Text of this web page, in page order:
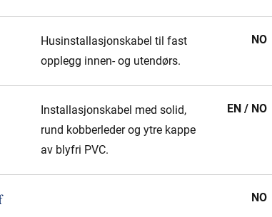
Husinstallasjonskabel til fast
opplegg innen- og utendørs.
NO
Installasjonskabel med solid,
rund kobberleder og ytre kappe
av blyfri PVC.
EN / NO
NO